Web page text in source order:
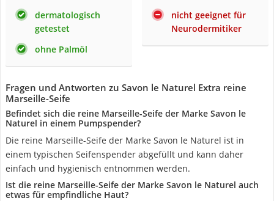
dermatologisch
getestet
ohne Palmöl
nicht geeignet für
Neurodermitiker
Fragen und Antworten zu Savon le Naturel Extra reine
Marseille-Seife
Befindet sich die reine Marseille-Seife der Marke Savon le
Naturel in einem Pumpspender?
Die reine Marseille-Seife der Marke Savon le Naturel ist in
einem typischen Seifenspender abgefüllt und kann daher
einfach und hygienisch entnommen werden.
Ist die reine Marseille-Seife der Marke Savon le Naturel auch
etwas für empfindliche Haut?